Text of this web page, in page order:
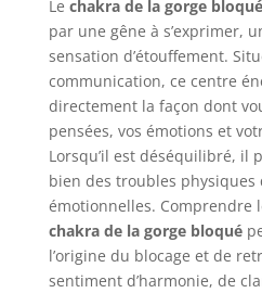
Le chakra de la gorge bloqué
par une gêne à s’exprimer,
sensation d’étouffement.
communication, ce centre
directement la façon dont
pensées, vos émotions et
Lorsqu’il est déséquilibré, il
bien des troubles physiques
émotionnelles. Comprendre
chakra de la gorge bloqué
l’origine du blocage et de
sentiment d’harmonie, de